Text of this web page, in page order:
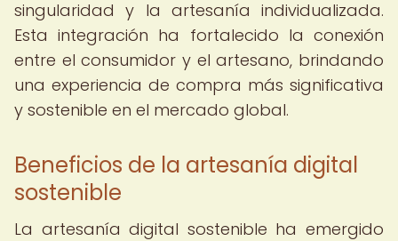
singularidad y la artesanía individualizada.
Esta integración ha fortalecido la conexión
entre el consumidor y el artesano, brindando
una experiencia de compra más significativa
y sostenible en el mercado global.
Beneficios de la artesanía digital
sostenible
La artesanía digital sostenible ha emergido